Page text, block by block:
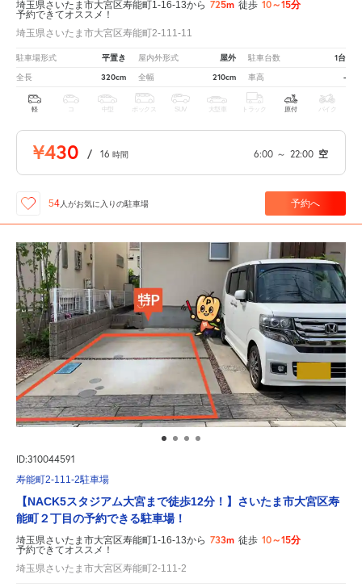
埼玉県さいたま市大宮区寿能町1-16-13から 725m 徒歩 10～15分
予約できてオススメ！
埼玉県さいたま市大宮区寿能町2-111-11
駐車場形式 平置き 屋内外形式 屋外 駐車台数 1台
全長 320cm 全幅 210cm 車高 -
軽 中型 ボックス SUV 大型車 トラック 原付 バイク
¥430 / 16 時間 6:00 ～ 22:00 空
54人がお気に入りの駐車場 予約へ
ID:310044591
寿能町2-111-2駐車場
【NACK5スタジアム大宮まで徒歩12分！】さいたま市大宮区寿
能町２丁目の予約できる駐車場！
埼玉県さいたま市大宮区寿能町1-16-13から 733m 徒歩 10～15分
予約できてオススメ！
埼玉県さいたま市大宮区寿能町2-111-2